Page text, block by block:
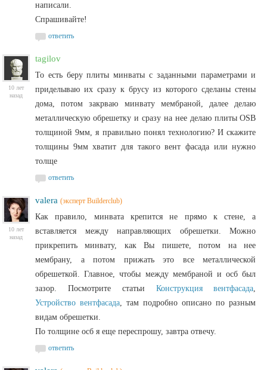
написали.
Спрашивайте!
ответить
10 лет
назад
tagilov
То есть беру плиты минваты с заданными параметрами и
приделываю их сразу к брусу из которого сделаны стены
дома, потом закрваю минвату мембраной, далее делаю
металлическую обрешетку и сразу на нее делаю плиты OSB
толщиной 9мм, я правильно понял технологию? И скажите
толщины 9мм хватит для такого вент фасада или нужно
толще
ответить
10 лет
назад
valera (эксперт Builderclub)
Как правило, минвата крепится не прямо к стене, а
вставляется между направляющих обрешетки. Можно
прикрепить минвату, как Вы пишете, потом на нее
мембрану, а потом прижать это все металлической
обрешеткой. Главное, чтобы между мембраной и осб был
зазор. Посмотрите статьи Конструкция вентфасада,
Устройство вентфасада, там подробно описано по разным
видам обрешетки.
По толщине осб я еще переспрошу, завтра отвечу.
ответить